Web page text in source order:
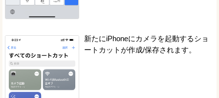
新たにiPhoneにカメラを起動するショ
ートカットが作成/保存されます。